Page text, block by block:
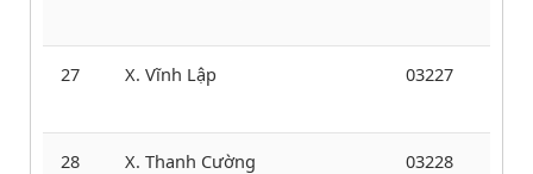
27 X. Vĩnh Lập 03227
28 X. Thanh Cường 03228